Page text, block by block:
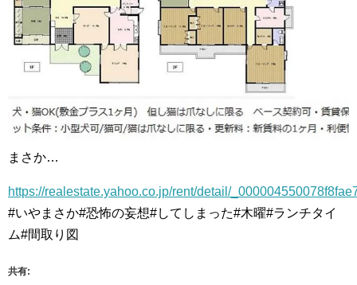
まさか…
https://realestate.yahoo.co.jp/rent/detail/
#いやまさか#恐怖の妄想#してしまった#木曜#ランチタイ
ム#間取り図
共有: